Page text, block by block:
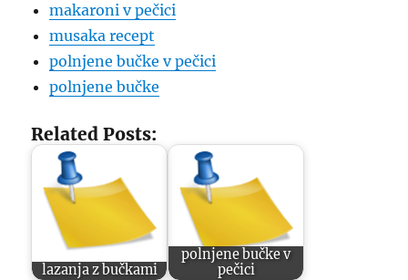
makaroni v pečici
musaka recept
polnjene bučke v pečici
polnjene bučke
Related Posts:
lazanja z bučkami
polnjene bučke v
pečici